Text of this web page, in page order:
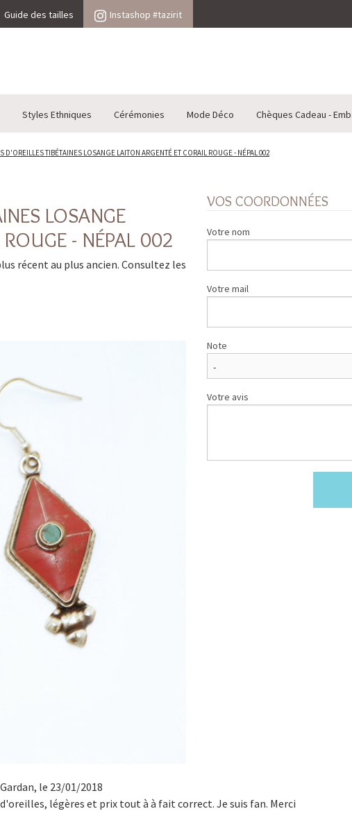
Guide des tailles Instashop #tazirit
Styles Ethniques Cérémonies Mode Déco Chèques Cadeau -
D'OREILLES TIBÉTAINES LOSANGE LAITON ARGENTÉ ET CORAIL ROUGE - NÉPAL 002
LOSANGE
- NÉPAL 002
récent au plus ancien. Consultez les
VOS COORDONNÉES
Votre nom
Votre mail
Note
Votre avis
Gardan, le 23/01/2018
légères et prix tout à à fait correct. Je suis fan. Merci